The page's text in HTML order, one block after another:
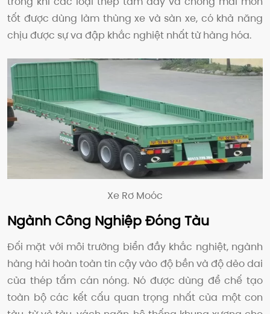
tốt được dùng làm thùng xe và sàn xe, có khả năng
chịu được sự va đập khắc nghiệt nhất từ hàng hóa.
Xe Rơ Moóc
Ngành Công Nghiệp Đóng Tàu
Đối mặt với môi trường biển đầy khắc nghiệt, ngành
hàng hải hoàn toàn tin cậy vào độ bền và độ dẻo dai
của thép tấm cán nóng. Nó được dùng để chế tạo
toàn bộ các kết cấu quan trọng nhất của một con